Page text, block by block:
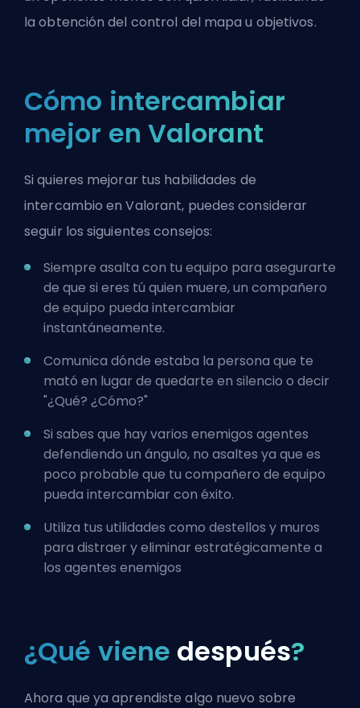
la obtención del control del mapa u objetivos.
Cómo intercambiar
mejor en Valorant
Si quieres mejorar tus habilidades de
intercambio en Valorant, puedes considerar
seguir los siguientes consejos:
Siempre asalta con tu equipo para asegurarte
de que si eres tú quien muere, un compañero
de equipo pueda intercambiar
instantáneamente.
Comunica dónde estaba la persona que te
mató en lugar de quedarte en silencio o decir
"¿Qué? ¿Cómo?"
Si sabes que hay varios enemigos agentes
defendiendo un ángulo, no asaltes ya que es
poco probable que tu compañero de equipo
pueda intercambiar con éxito.
Utiliza tus utilidades como destellos y muros
para distraer y eliminar estratégicamente a
los agentes enemigos
¿Qué viene después?
Ahora que ya aprendiste algo nuevo sobre